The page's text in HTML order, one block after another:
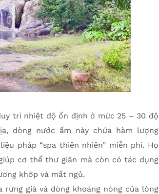
trì nhiệt độ ổn định ở mức 25 – 30 độ
dòng nước ấm này chứa hàm lượng
pháp “spa thiên nhiên” miễn phí. Họ
cơ thể thư giãn mà còn có tác dụng
khớp và mất ngủ.
già và dòng khoáng nóng của lòng